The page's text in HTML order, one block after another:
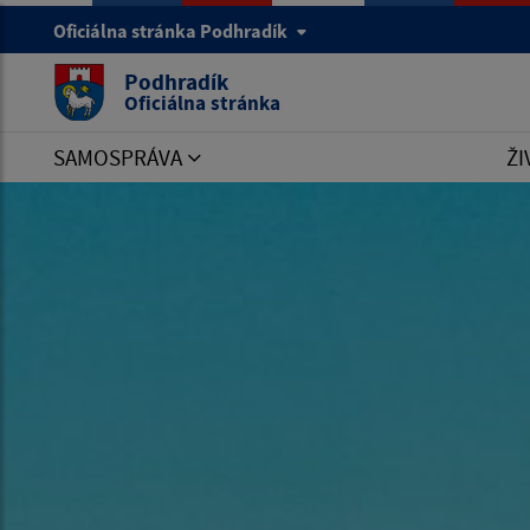
Oficiálna stránka Podhradík
Podhradík
Oficiálna stránka
SAMOSPRÁVA